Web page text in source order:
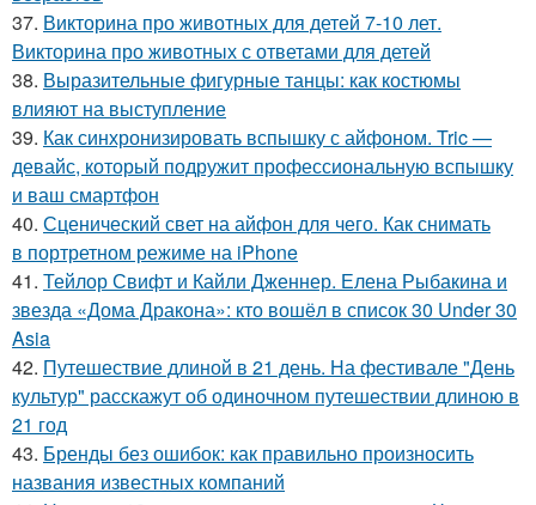
37. Викторина про животных для детей 7-10 лет.
Викторина про животных с ответами для детей
38. Выразительные фигурные танцы: как костюмы
влияют на выступление
39. Как синхронизировать вспышку с айфоном. Tric —
девайс, который подружит профессиональную вспышку
и ваш смартфон
40. Сценический свет на айфон для чего. Как снимать
в портретном режиме на iPhone
41. Тейлор Свифт и Кайли Дженнер. Елена Рыбакина и
звезда «Дома Дракона»: кто вошёл в список 30 Under 30
Asia
42. Путешествие длиной в 21 день. На фестивале "День
культур" расскажут об одиночном путешествии длиною в
21 год
43. Бренды без ошибок: как правильно произносить
названия известных компаний